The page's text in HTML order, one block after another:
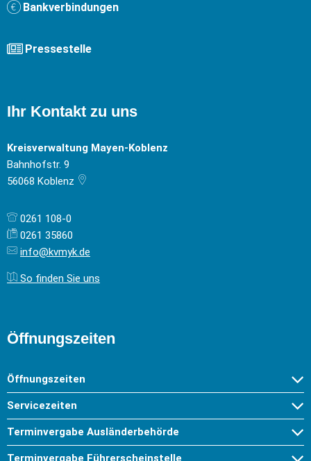
Bankverbindungen
Pressestelle
Ihr Kontakt zu uns
Kreisverwaltung Mayen-Koblenz
Bahnhofstr. 9
56068 Koblenz
0261 108-0
0261 35860
info@kvmyk.de
So finden Sie uns
Öffnungszeiten
Öffnungszeiten
Servicezeiten
Terminvergabe Ausländerbehörde
Terminvergabe Führerscheinstelle